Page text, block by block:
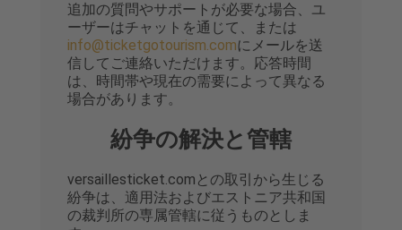
追加の質問やサポートが必要な場合、ユ
ーザーはチャットを通じて、または
info@ticketgotourism.comにメールを送
信してご連絡いただけます。応答時間
は、時間帯や現在の需要によって異なる
場合があります。
紛争の解決と管轄
versaillesticket.comとの取引から生じる
紛争は、適用法およびエストニア共和国
の裁判所の専属管轄に従うものとしま